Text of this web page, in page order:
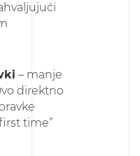
– manje
direktno
time”